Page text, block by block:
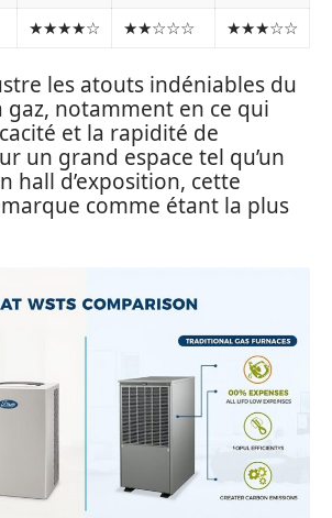
★★★★☆ ★★☆☆☆ ★★★☆☆
les atouts indéniables du
notamment en ce qui
et la rapidité de
un grand espace tel qu’un
hall d’exposition, cette
comme étant la plus